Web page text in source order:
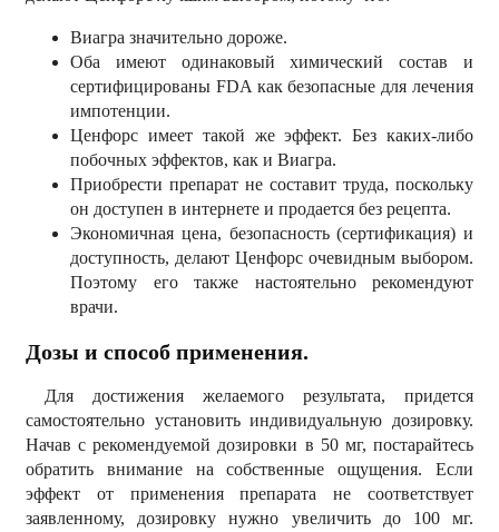
Виагра значительно дороже.
Оба имеют одинаковый химический состав и
сертифицированы FDA как безопасные для лечения
импотенции.
Ценфорс имеет такой же эффект. Без каких-либо
побочных эффектов, как и Виагра.
Приобрести препарат не составит труда, поскольку
он доступен в интернете и продается без рецепта.
Экономичная цена, безопасность (сертификация) и
доступность, делают Ценфорс очевидным выбором.
Поэтому его также настоятельно рекомендуют
врачи.
Дозы и способ применения.
Для достижения желаемого результата, придется
самостоятельно установить индивидуальную дозировку.
Начав с рекомендуемой дозировки в 50 мг, постарайтесь
обратить внимание на собственные ощущения. Если
эффект от применения препарата не соответствует
заявленному, дозировку нужно увеличить до 100 мг.